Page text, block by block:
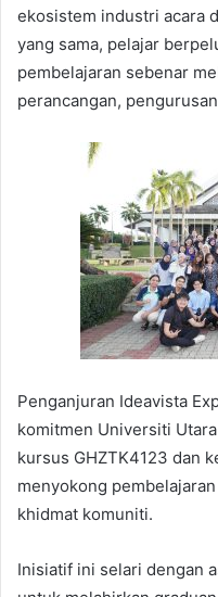
ekosistem industri acara
yang sama, pelajar
pembelajaran sebenar
perancangan,
Penganjuran Ideavista
komitmen Universiti
kursus GHZTK4123 dan
menyokong
khidmat komuniti.
Inisiatif ini selari dengan